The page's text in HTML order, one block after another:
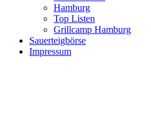
Hamburg
Top Listen
Grillcamp Hamburg
Sauerteigbörse
Impressum